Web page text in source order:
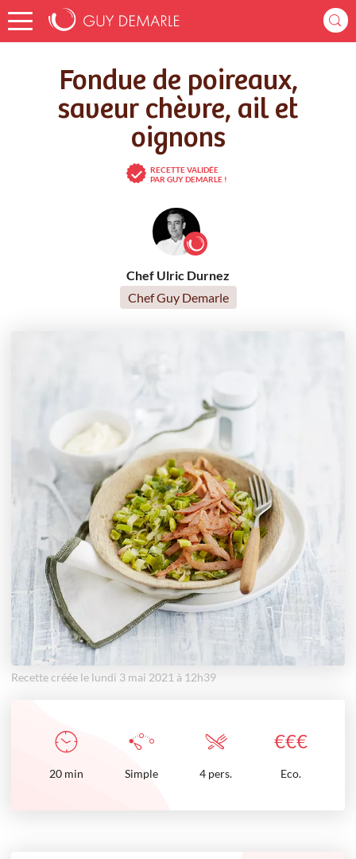
Accueil
Recettes
Fondue de poireaux, saveur chèvre, ail et oignons
Fondue de poireaux,
saveur chèvre, ail et
oignons
RECETTE VALIDÉE
PAR GUY DEMARLE !
Chef Ulric Durnez
Chef Guy Demarle
Recette créée le lundi 3 mai 2021 à 12h39
€€€
20 min Simple 4 pers. Eco.